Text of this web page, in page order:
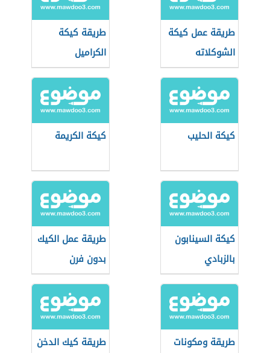
طريقة عمل كيكة
الشوكلاته
طريقة كيكة
الكراميل
كيكة الحليب كيكة الكريمة
كيكة السينابون
بالزبادي
طريقة عمل الكيك
بدون فرن
طريقة ومكونات
طريقة كيك الدخن